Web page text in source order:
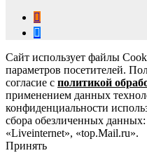
Сайт использует файлы
параметров посетителей.
согласие с политикой
применением данных
конфиденциальности
сбора обезличенных
«Liveinternet», «top.Mail.ru».
Принять